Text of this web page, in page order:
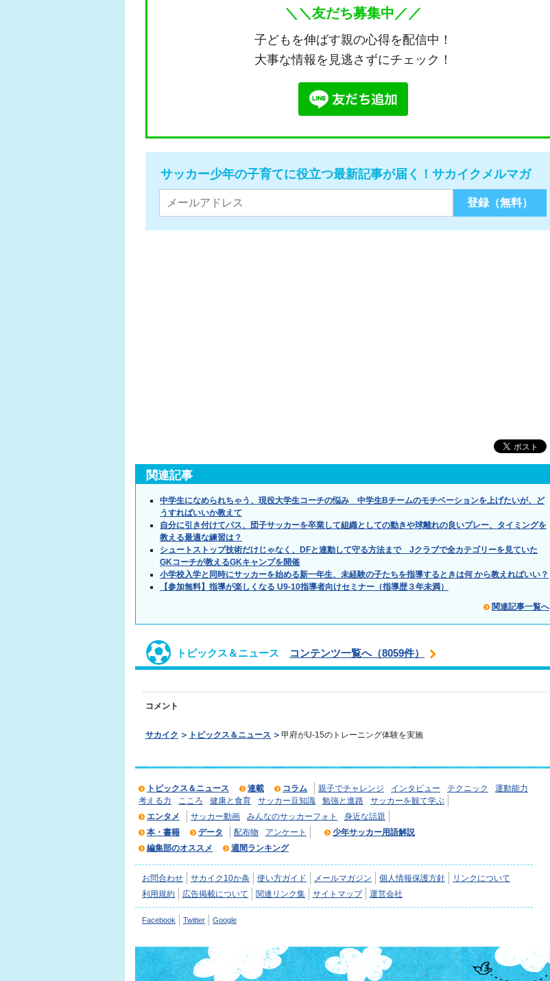
＼＼友だち募集中／／
子どもを伸ばす親の心得を配信中！
大事な情報を見逃さずにチェック！
サッカー少年の子育てに役立つ最新記事が届く！サカイクメルマガ
関連記事
中学生になめられちゃう、現役大学生コーチの悩み 中学生Bチームのモチベーションを上げたいが、ど
うすればいいか教えて
自分に引き付けてパス、団子サッカーを卒業して組織としての動きや球離れの良いプレー、タイミングを
教える最適な練習は？
シュートストップ技術だけじゃなく、DFと連動して守る方法まで Jクラブで全カテゴリーを見ていた
GKコーチが教えるGKキャンプを開催
小学校入学と同時にサッカーを始める新一年生、未経験の子たちを指導するときは何 から教えればいい？
【参加無料】指導が楽しくなる U9-10指導者向けセミナー（指導歴３年未満）
関連記事一覧へ
トピックス＆ニュース コンテンツ一覧へ（8059件）
コメント
サカイク トピックス＆ニュース 甲府がU-15のトレーニング体験を実施
トピックス＆ニュース 連載 コラム 親子でチャレンジ インタビュー テクニック
運動能力
考える力
こころ 健康と食育 サッカー豆知識 勉強と進路
サッカーを観て学ぶ
エンタメ
サッカー動画 みんなのサッカーフォト
身近な話題
本・書籍
データ 配布物 アンケート
少年サッカー用語解説
編集部のオススメ
週間ランキング
お問合わせ サカイク10か条 使い方ガイド メールマガジン 個人情報保護方針
リンクについて
利用規約
広告掲載について 関連リンク集 サイトマップ 運営会社
Facebook Twitter Google